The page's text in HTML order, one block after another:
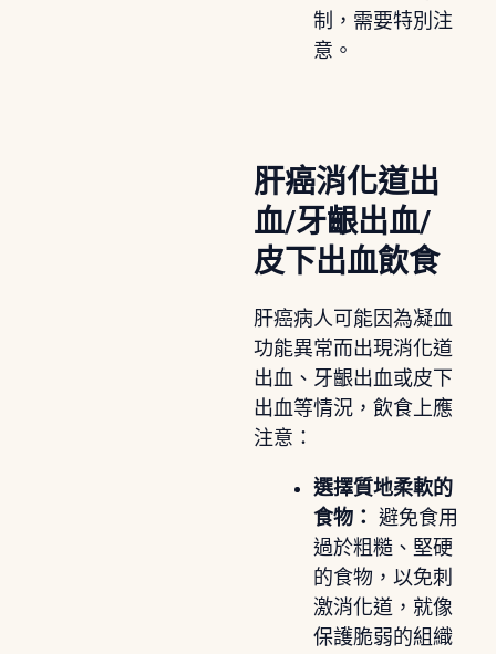
制，需要特別注
意。
肝癌消化道出
血/牙齦出血/
皮下出血飲食
肝癌病人可能因為凝血
功能異常而出現消化道
出血、牙齦出血或皮下
出血等情況，飲食上應
注意：
選擇質地柔軟的
食物： 避免食用
過於粗糙、堅硬
的食物，以免刺
激消化道，就像
保護脆弱的組織